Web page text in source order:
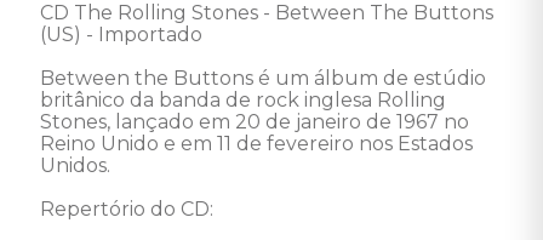
CD The Rolling Stones - Between The Buttons
(US) - Importado
Between the Buttons é um álbum de estúdio
britânico da banda de rock inglesa Rolling
Stones, lançado em 20 de janeiro de 1967 no
Reino Unido e em 11 de fevereiro nos Estados
Unidos.
Repertório do CD: